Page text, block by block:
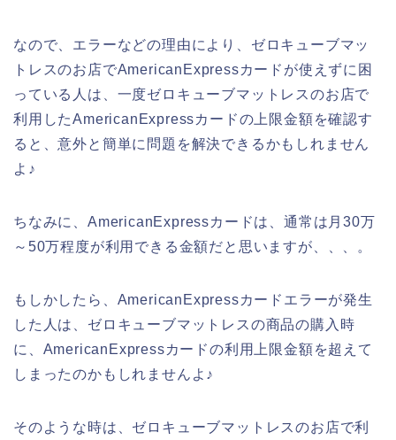
なので、エラーなどの理由により、ゼロキューブマッ
トレスのお店でAmericanExpressカードが使えずに困
っている人は、一度ゼロキューブマットレスのお店で
利用したAmericanExpressカードの上限金額を確認す
ると、意外と簡単に問題を解決できるかもしれません
よ♪
ちなみに、AmericanExpressカードは、通常は月30万
～50万程度が利用できる金額だと思いますが、、、。
もしかしたら、AmericanExpressカードエラーが発生
した人は、ゼロキューブマットレスの商品の購入時
に、AmericanExpressカードの利用上限金額を超えて
しまったのかもしれませんよ♪
そのような時は、ゼロキューブマットレスのお店で利